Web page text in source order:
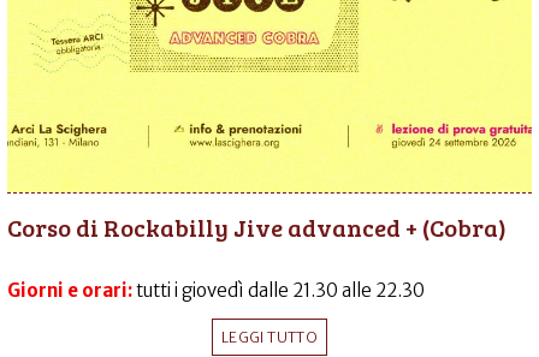
Corso di Rockabilly Jive advanced + (Cobra)
Giorni e orari:tutti i giovedì dalle 21.30 alle 22.30
LEGGI TUTTO